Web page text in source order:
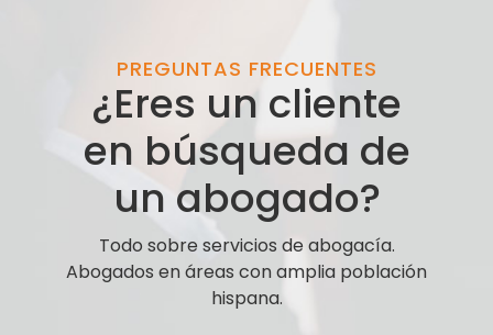
PREGUNTAS FRECUENTES
¿Eres un cliente
en búsqueda de
un abogado?
Todo sobre servicios de abogacía.
Abogados en áreas con amplia población
hispana.